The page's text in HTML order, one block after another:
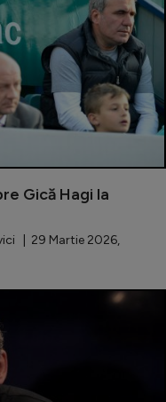
Gică Hagi la
| 29 Martie 2026,